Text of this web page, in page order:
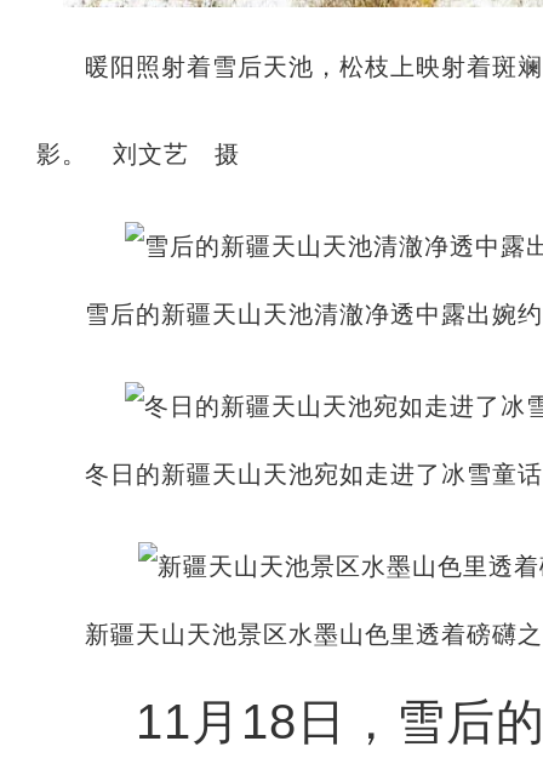
暖阳照射着雪后天池，松枝上映射着斑
影。 刘文艺 摄
雪后的新疆天山天池清澈净透中露出婉
冬日的新疆天山天池宛如走进了冰雪童
新疆天山天池景区水墨山色里透着磅礴
11月18日，雪后的